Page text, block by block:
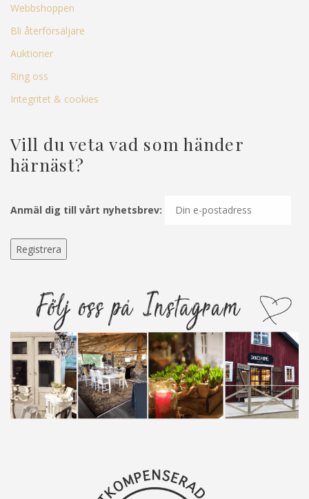
Webbshoppen
Bli återförsäljare
Auktioner
Ring oss
Integritet & cookies
Vill du veta vad som händer
härnäst?
Anmäl dig till vårt nyhetsbrev: